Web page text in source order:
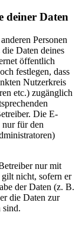
deiner Daten
Personen
Daten deines
öffentlich
festlegen, dass
Nutzerkreis
etc.) zugänglich
Die E-
für den
nur mit
nicht, sofern er
der Daten (z. B.
die Daten zur
sind.